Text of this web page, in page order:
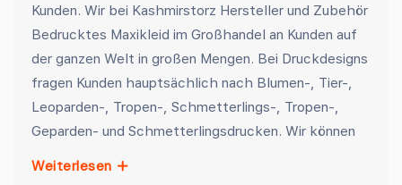
Kunden. Wir bei Kashmirstorz Hersteller und Zubehör
Bedrucktes Maxikleid im Großhandel an Kunden auf
der ganzen Welt in großen Mengen. Bei Druckdesigns
fragen Kunden hauptsächlich nach Blumen-, Tier-,
Leoparden-, Tropen-, Schmetterlings-, Tropen-,
Geparden- und Schmetterlingsdrucken. Wir können
Weiterlesen